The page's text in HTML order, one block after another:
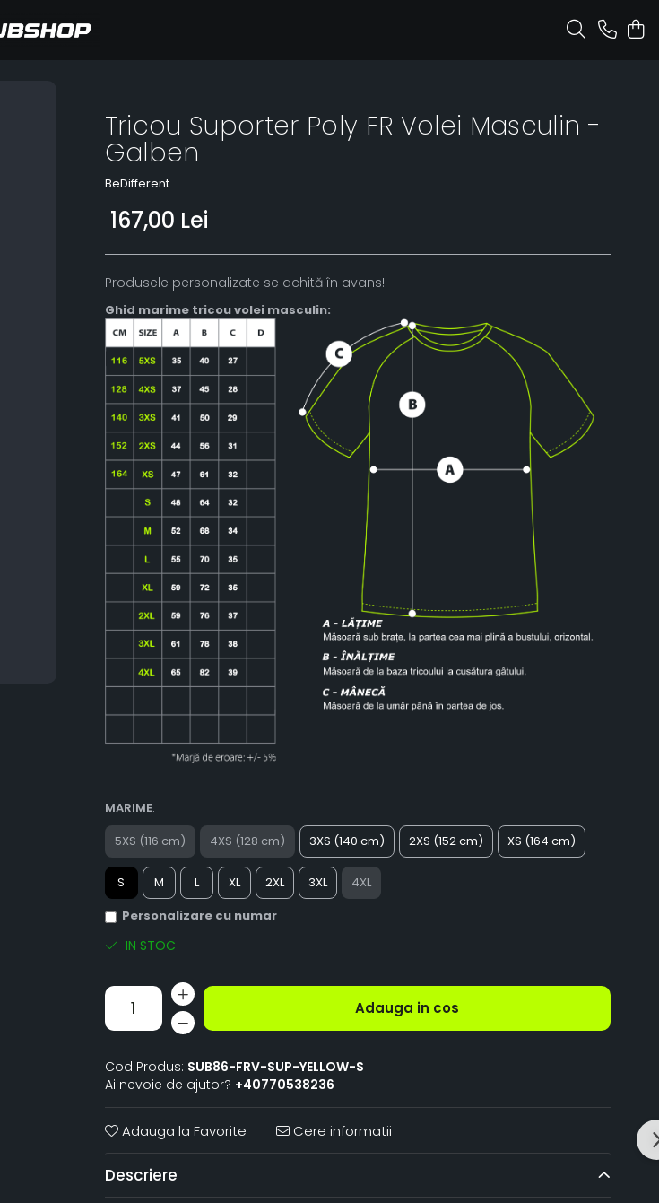
Tricou Suporter Poly FR Volei Masculin -
Galben
BeDifferent
167,00 Lei
Produsele personalizate se achită în avans!
Ghid marime tricou volei masculin:
MARIME:
5XS (116 cm)
4XS (128 cm) 3XS (140 cm) 2XS (152 cm) XS (164 cm)
S M L XL 2XL 3XL
4XL
Personalizare cu numar
IN STOC
Adauga in cos
Cod Produs: SUB86-FRV-SUP-YELLOW-S
Ai nevoie de ajutor? +40770538236
Adauga la Favorite Cere informatii
Descriere